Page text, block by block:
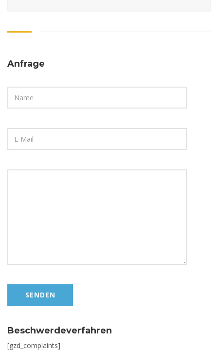
Anfrage
Beschwerdeverfahren
[gzd_complaints]